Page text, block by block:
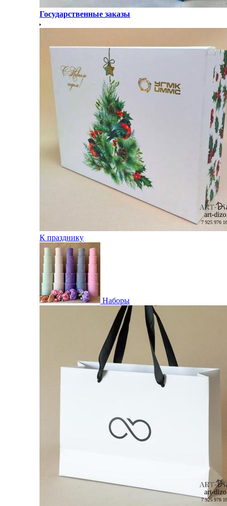
Государственные заказы
К празднику
Наборы